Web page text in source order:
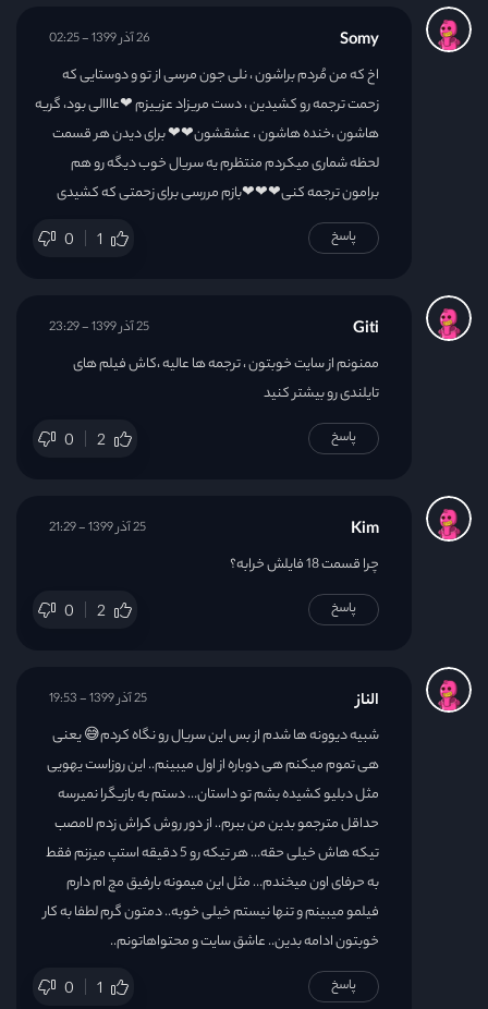
Somy
اخ که من مُردم براشون ، نلی جون مرسی از تو و دوستایی که
زحمت ترجمه رو کشیدین ، دست مریزاد عزییزم ❤عااالی بود، گریه
هاشون ،خنده هاشون ، عشقشون❤❤ برای دیدن هر قسمت
لحظه شماری میکردم منتظرم یه سریال خوب دیگه رو هم
برامون ترجمه کنی❤❤❤بازم مررسی برای زحمتی که کشیدی
0 1
26 آذر 1399 - 02:25
پاسخ
Giti
ممنونم از سایت خوبتون ، ترجمه ها عالیه ،کاش فیلم های
تایلندی رو بیشتر کنید
0 2
25 آذر 1399 - 23:29
پاسخ
Kim
چرا قسمت 18 فایلش خرابه؟
0 2
25 آذر 1399 - 21:29
پاسخ
الناز
شبیه دیوونه ها شدم از بس این سریال رو نگاه کردم😅 یعنی
هی تموم میکنم هی دوباره از اول میبینم.. این روزاست یهویی
مثل دبلیو کشیده بشم تو داستان… دستم به بازیگرا نمیرسه
حداقل مترجمو بدین من ببرم.. از دور روش کراش زدم لامصب
تیکه هاش خیلی حقه… هر تیکه رو 5 دقیقه استپ میزنم فقط
به حرفای اون میخندم… مثل این میمونه بارفیق مچ ام دارم
فیلمو میبینم و تنها نیستم خیلی خوبه.. دمتون گرم لطفا به کار
خوبتون ادامه بدین.. عاشق سایت و محتواهاتونم..
0 1
25 آذر 1399 - 19:53
پاسخ